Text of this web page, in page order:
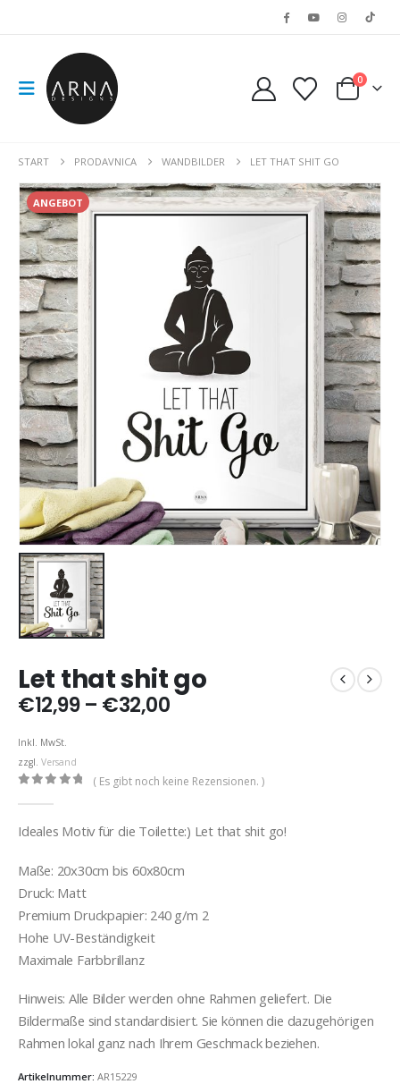
0
START PRODAVNICA WANDBILDER LET THAT SHIT GO
ANGEBOT
Let that shit go
€12,99 – €32,00Preisspanne:
Inkl. MwSt.
zzgl. Versand
( Es gibt noch keine Rezensionen. )
Ideales Motiv für die Toilette:) Let that shit go!
Maße: 20x30cm bis 60x80cm
Druck: Matt
Premium Druckpapier: 240 g/m 2
Hohe UV-Beständigkeit
Maximale Farbbrillanz
Hinweis: Alle Bilder werden ohne Rahmen geliefert. Die
Bildermaße sind standardisiert. Sie können die dazugehörigen
Rahmen lokal ganz nach Ihrem Geschmack beziehen.
Artikelnummer: AR15229